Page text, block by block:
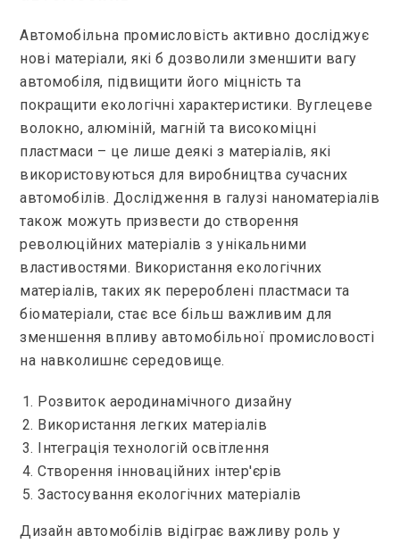
Автомобільна промисловість активно досліджує
нові матеріали, які б дозволили зменшити вагу
автомобіля, підвищити його міцність та
покращити екологічні характеристики. Вуглецеве
волокно, алюміній, магній та високоміцні
пластмаси – це лише деякі з матеріалів, які
використовуються для виробництва сучасних
автомобілів. Дослідження в галузі наноматеріалів
також можуть призвести до створення
революційних матеріалів з унікальними
властивостями. Використання екологічних
матеріалів, таких як перероблені пластмаси та
біоматеріали, стає все більш важливим для
зменшення впливу автомобільної промисловості
на навколишнє середовище.
Розвиток аеродинамічного дизайну
Використання легких матеріалів
Інтеграція технологій освітлення
Створення інноваційних інтер'єрів
Застосування екологічних матеріалів
Дизайн автомобілів відіграє важливу роль у